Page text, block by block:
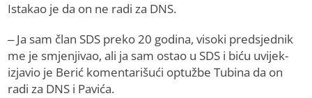
Istakao je da on ne radi za DNS.
– Јa sam član SDS preko 20 godina, visoki predsjednik
me je smjenjivao, ali ja sam ostao u SDS i biću uvijek-
izjavio je Berić komentarišući optužbe Tubina da on
radi za DNS i Pavića.